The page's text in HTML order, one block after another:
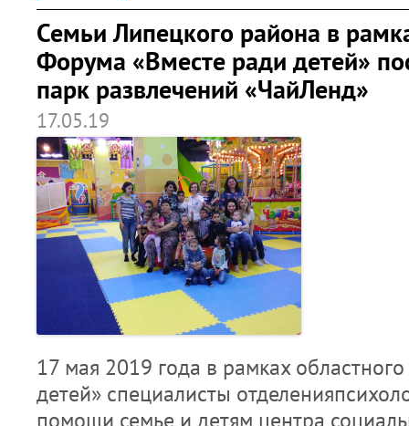
Семьи Липецкого района в
Форума «Вместе ради детей»
парк развлечений «ЧайЛенд»
17.05.19
17 мая 2019 года в рамках
детей» специалисты
помощи семье и детям центра